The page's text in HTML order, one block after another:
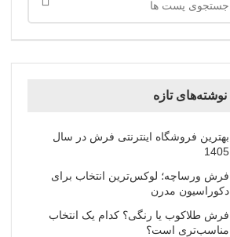
نوشته‌های تازه
بهترین فروشگاه اینترنتی فرش در سال
1405
فرش ورساچه؛ لوکس‌ترین انتخاب برای
دکوراسیون مدرن
فرش طلاکوب یا رنگی؟ کدام یک انتخاب
مناسب‌تری است؟